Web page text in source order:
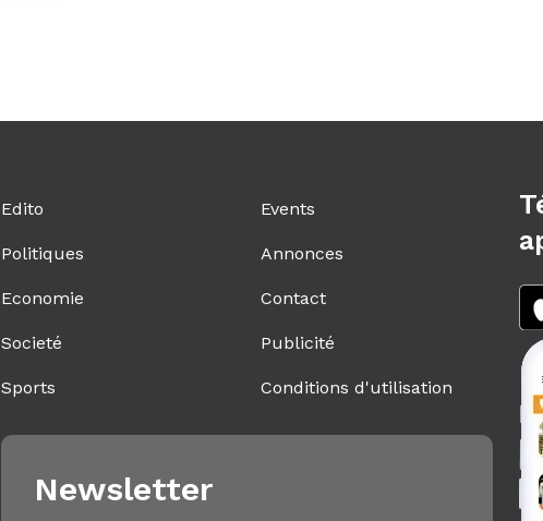
Edito
Politiques
Economie
Societé
Sports
Events
Annonces
Contact
Publicité
Conditions d'utilisation
Newsletter